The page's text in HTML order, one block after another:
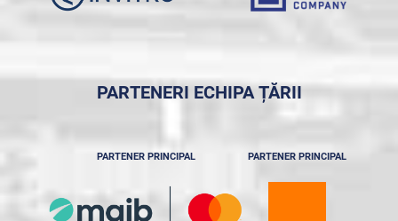
PARTENERI ECHIPA ȚĂRII
PARTENER PRINCIPAL PARTENER PRINCIPAL